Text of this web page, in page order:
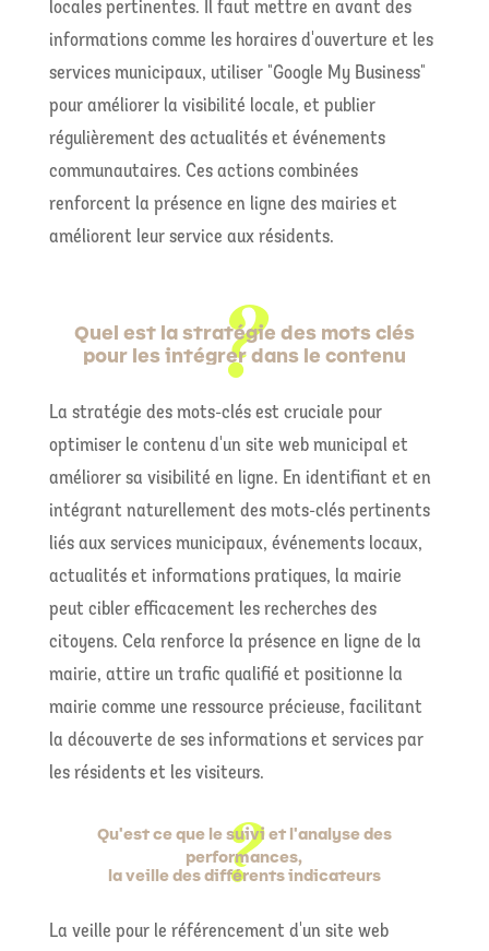
locales pertinentes. Il faut mettre en avant des
informations comme les horaires d'ouverture et les
services municipaux, utiliser "Google My Business"
pour améliorer la visibilité locale, et publier
régulièrement des actualités et événements
communautaires. Ces actions combinées
renforcent la présence en ligne des mairies et
améliorent leur service aux résidents.
Quel est la stratégie des mots clés
pour les intégrer dans le contenu
La stratégie des mots-clés est cruciale pour
optimiser le contenu d'un site web municipal et
améliorer sa visibilité en ligne. En identifiant et en
intégrant naturellement des mots-clés pertinents
liés aux services municipaux, événements locaux,
actualités et informations pratiques, la mairie
peut cibler efficacement les recherches des
citoyens. Cela renforce la présence en ligne de la
mairie, attire un trafic qualifié et positionne la
mairie comme une ressource précieuse, facilitant
la découverte de ses informations et services par
les résidents et les visiteurs.
Qu'est ce que le suivi et l'analyse des
performances,
la veille des différents indicateurs
La veille pour le référencement d'un site web